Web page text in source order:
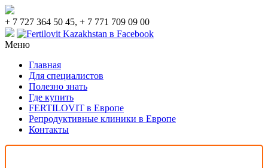
+ 7 727 364 50 45, + 7 771 709 09 00
Меню
Главная
Для специалистов
Полезно знать
Где купить
FERTILOVIT в Европе
Репродуктивные клиники в Европе
Контакты